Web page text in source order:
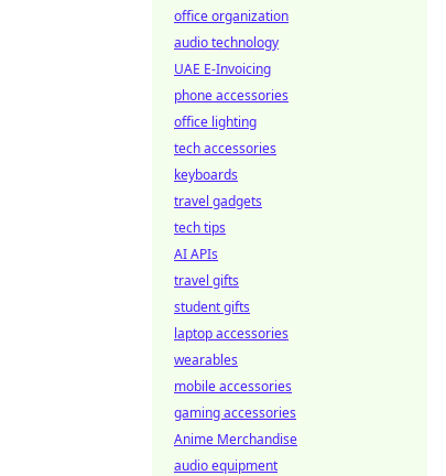
office organization
audio technology
UAE E-Invoicing
phone accessories
office lighting
tech accessories
keyboards
travel gadgets
tech tips
AI APIs
travel gifts
student gifts
laptop accessories
wearables
mobile accessories
gaming accessories
Anime Merchandise
audio equipment